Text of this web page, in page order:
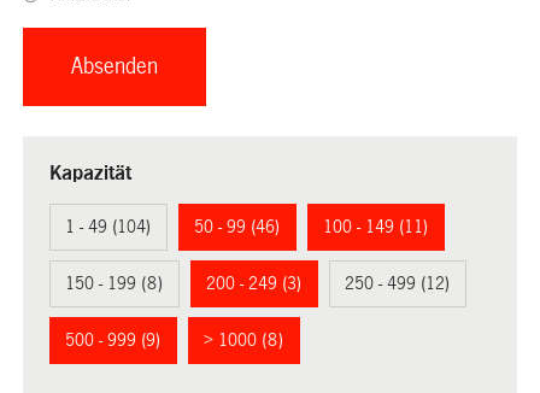
Kapazität
1 - 49 (104) 50 - 99 (46) 100 - 149 (11)
150 - 199 (8) 200 - 249 (3) 250 - 499 (12)
500 - 999 (9) > 1000 (8)